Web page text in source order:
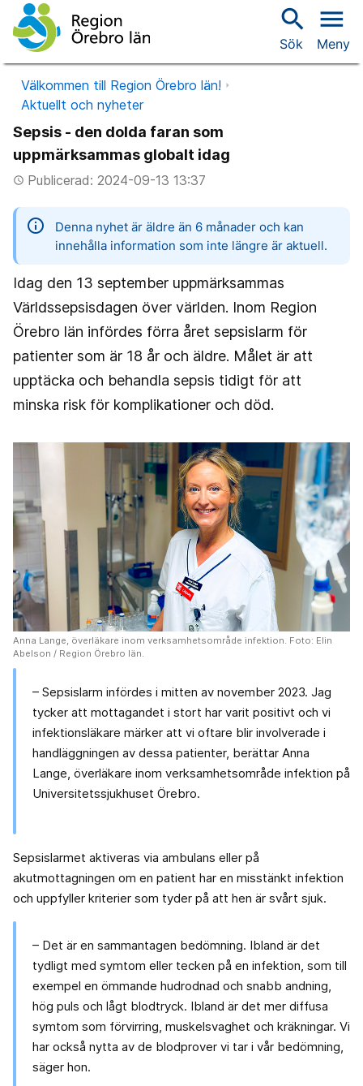
search
Sök
menu
Meny
Välkommen till Region Örebro län!
Aktuellt och nyheter
Sepsis - den dolda faran som
uppmärksammas globalt idag
access_timePublicerad: 2024-09-13 13:37
information
Denna nyhet är äldre än 6 månader och kan
innehålla information som inte längre är aktuell.
Idag den 13 september uppmärksammas
Världssepsisdagen över världen. Inom Region
Örebro län infördes förra året sepsislarm för
patienter som är 18 år och äldre. Målet är att
upptäcka och behandla sepsis tidigt för att
minska risk för komplikationer och död.
Anna Lange, överläkare inom verksamhetsområde infektion. Foto: Elin
Abelson / Region Örebro län.
– Sepsislarm infördes i mitten av november 2023. Jag
tycker att mottagandet i stort har varit positivt och vi
infektionsläkare märker att vi oftare blir involverade i
handläggningen av dessa patienter, berättar Anna
Lange, överläkare inom verksamhetsområde infektion på
Universitetssjukhuset Örebro.
Sepsislarmet aktiveras via ambulans eller på
akutmottagningen om en patient har en misstänkt infektion
och uppfyller kriterier som tyder på att hen är svårt sjuk.
– Det är en sammantagen bedömning. Ibland är det
tydligt med symtom eller tecken på en infektion, som till
exempel en ömmande hudrodnad och snabb andning,
hög puls och lågt blodtryck. Ibland är det mer diffusa
symtom som förvirring, muskelsvaghet och kräkningar. Vi
har också nytta av de blodprover vi tar i vår bedömning,
säger hon.